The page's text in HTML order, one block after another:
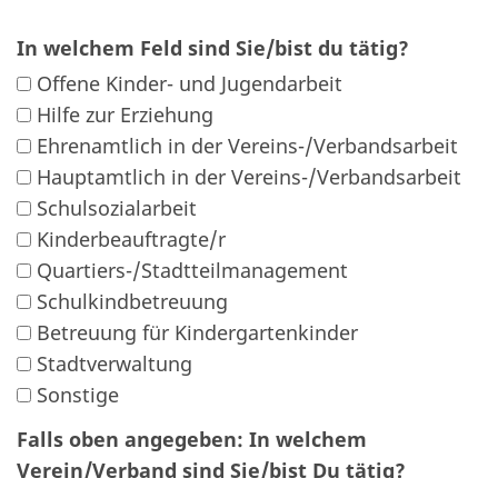
In welchem Feld sind Sie/bist du tätig?
Offene Kinder- und Jugendarbeit
Hilfe zur Erziehung
Ehrenamtlich in der Vereins-/Verbandsarbeit
Hauptamtlich in der Vereins-/Verbandsarbeit
Schulsozialarbeit
Kinderbeauftragte/r
Quartiers-/Stadtteilmanagement
Schulkindbetreuung
Betreuung für Kindergartenkinder
Stadtverwaltung
Sonstige
Falls oben angegeben: In welchem
Verein/Verband sind Sie/bist Du tätig?